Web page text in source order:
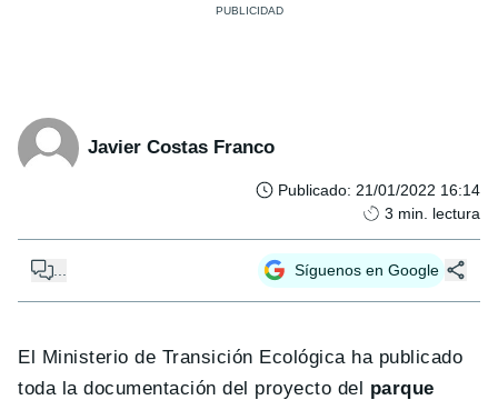
Javier Costas Franco
Publicado: 21/01/2022 16:14
3 min. lectura
Síguenos en Google
El Ministerio de Transición Ecológica ha publicado
toda la documentación del proyecto del parque